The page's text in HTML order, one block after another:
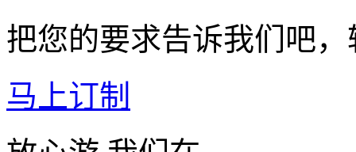
把您的要求告诉我们吧
马上订制